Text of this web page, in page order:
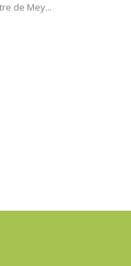
de Mey...